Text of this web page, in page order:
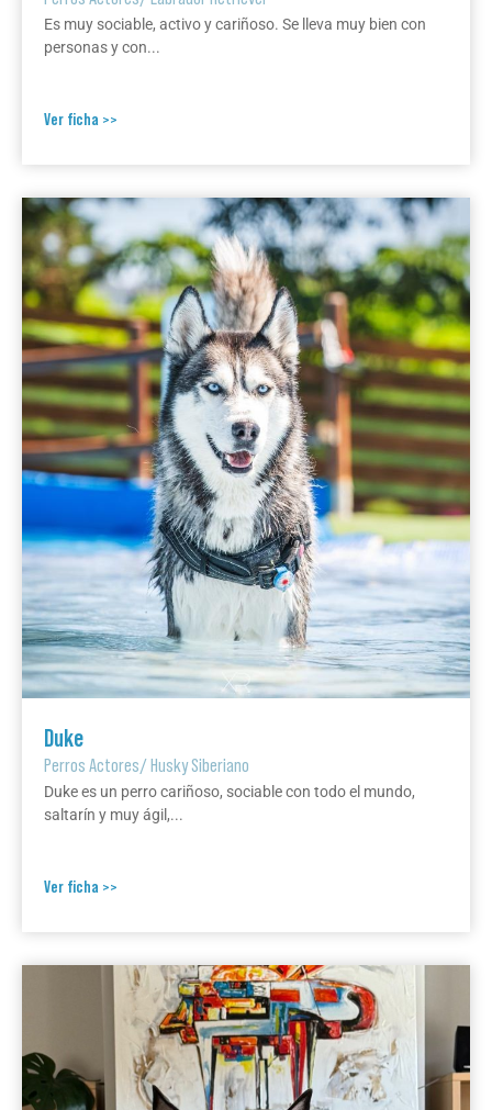
Es muy sociable, activo y cariñoso. Se lleva muy bien con
personas y con...
Ver ficha >>
Duke
Perros Actores/Husky Siberiano
Duke es un perro cariñoso, sociable con todo el mundo,
saltarín y muy ágil,...
Ver ficha >>